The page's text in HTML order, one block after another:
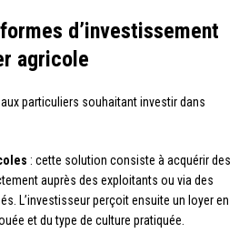
d’investissement
agricole
particuliers souhaitant investir dans
: cette solution consiste à acquérir des
auprès des exploitants ou via des
L’investisseur perçoit ensuite un loyer en
et du type de culture pratiquée.